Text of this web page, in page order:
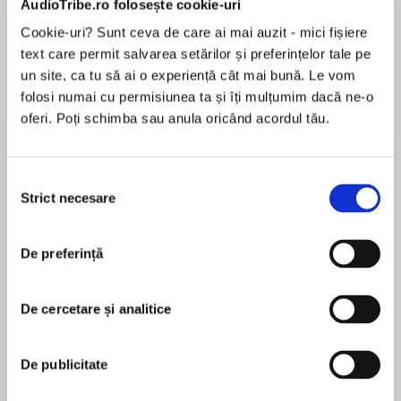
AudioTribe.ro folosește cookie-uri
Cookie-uri? Sunt ceva de care ai mai auzit - mici fișiere
text care permit salvarea setărilor și preferințelor tale pe
un site, ca tu să ai o experiență cât mai bună. Le vom
folosi numai cu permisiunea ta și îți mulțumim dacă ne-o
oferi. Poți schimba sau anula oricând acordul tău.
consimțământului
Strict necesare
De preferință
De cercetare și analitice
De publicitate
Desprecarte
‘I was born twice: first, as a baby girl, on a
remarkably smogless Detroit day of January
August of l974.’
So begins the breathtaking story of Calliope
Stephanides and her truly unique family secret,
passed on through three generations.
Growing up in 70s Michigan, Calliope’s special
inheritance will turn her into Cal, the narrator of
pentru această carte
Jeffrey Eugenides is the author of three novels.